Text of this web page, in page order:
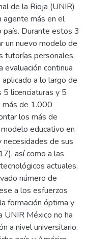
de la Rioja (UNIR)
agente más en el
país. Durante estos 3
un nuevo modelo de
tutorías personales,
evaluación continua
a lo largo de
5 licenciaturas y 5
más de 1.000
los más de
educativo en
de sus
así como a las
actuales,
número de
a los esfuerzos
formación óptima y
UNIR México no ha
a nivel universitario,